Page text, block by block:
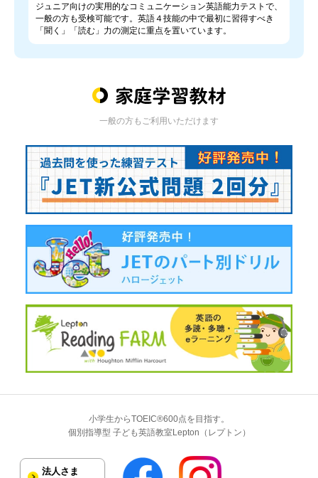
ジュニア向けの実用的なコミュニケーション英語能力テストで、
一般の方も受検可能です。英語４技能の中で最初に習得すべき
「聞く」「読む」力の測定に重点を置いています。
一般の方もご利用いただけます
小学生からTOEIC®600点を目指す。
個別指導型 子ども英語教室Lepton（レプトン）
法人さま